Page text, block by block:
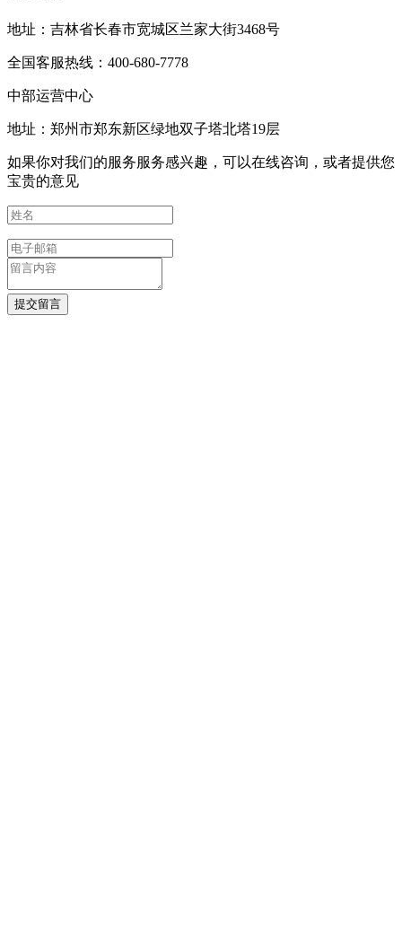
地址：吉林省长春市宽城区兰家大街3468号
全国客服热线：400-680-7778
中部运营中心
地址：郑州市郑东新区绿地双子塔北塔19层
如果你对我们的服务服务感兴趣，可以在线咨询，或者提供您
宝贵的意见
提交留言